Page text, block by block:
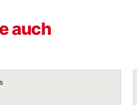
auch
Team Lead